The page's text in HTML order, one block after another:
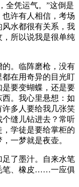
全凭运气。”这倒是
许有人相信，考场
水都很有关系，我
所以说我是很单纯
。临阵磨枪，没有
在用奇异的目光盯
要变蝴蝶，还是要
。我心里悬想：如
多人要给我几张笑
缝儿钻进去？常听
学徒是要给掌柜的
一梦就是夜壶。
了墨汁。自来水笔
笔、橡皮……一应俱